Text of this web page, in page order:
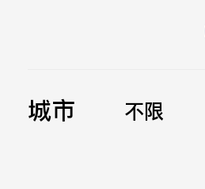
城市 不限